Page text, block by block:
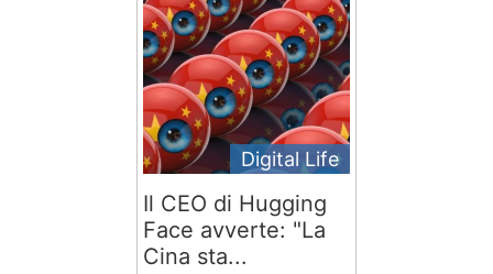
Digital Life
Il CEO di Hugging
Face avverte: "La
Cina sta...